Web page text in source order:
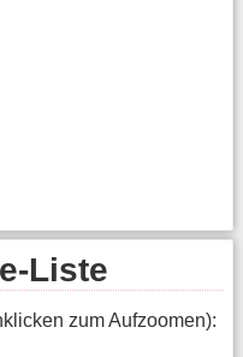
Liste
zum Aufzoomen):